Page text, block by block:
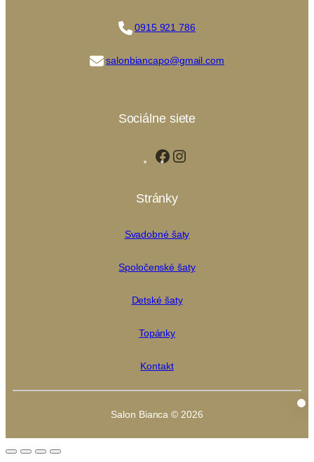
0915 921 786
salonbiancapo@gmail.com
Sociálne siete
Facebook
Stránky
Svadobné šaty
Spoločenské šaty
Detské šaty
Topánky
Kontakt
Salon Bianca © 2026